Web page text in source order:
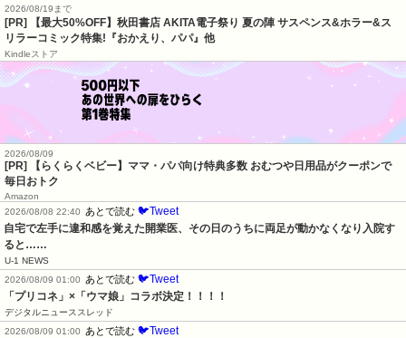
2026/08/19まで
[PR] 【最大50%OFF】秋田書店 AKITA電子祭り 夏の陣 サスペンス&ホラー&ス
リラーコミック特集!『おかえり、パパ』他
Kindleストア
2026/08/09
[PR] 【らくらくベビー】ママ・パパ向け特典多数 おむつや日用品がクーポンで
毎日おトク
Amazon
2026/08/08 22:40
あとで読む 🐦Tweet
自宅で左手に違和感を覚えた開業医、その日のうちに両足が動かなくなり入院す
ると……
U-1 NEWS
2026/08/09 01:00
あとで読む 🐦Tweet
「プリコネ」×「ウマ娘」コラボ決定！！！！
デジタルニューススレッド
2026/08/09 01:00
あとで読む 🐦Tweet